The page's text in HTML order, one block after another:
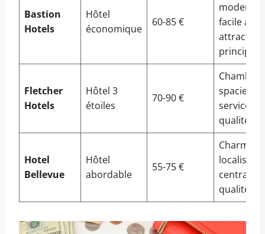
Bastion
Hotels
Hôtel
économique
60-85 €
facile aux
Fletcher
Hotels
Hôtel 3
étoiles
70-90 €
Chambres
services
qualité
Hotel
Bellevue
Hôtel
abordable
55-75 €
centrale,
qualité-